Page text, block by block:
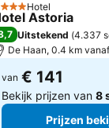
SterrenHotel
Astoria
Uitstekend (4.337
De Haan, 0.4 km
van € 141
Bekijk prijzen van 8
Prijzen